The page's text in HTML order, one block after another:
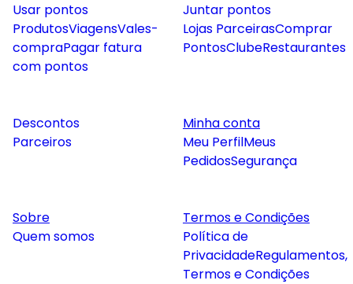
Usar pontos
ProdutosViagensVales-
compraPagar fatura
com pontos
Juntar pontos
Lojas ParceirasComprar
PontosClubeRestaurantes
Descontos
Parceiros
Minha conta
Meu PerfilMeus
PedidosSegurança
Sobre
Quem somos
Termos e Condições
Política de
PrivacidadeRegulamentos,
Termos e Condições